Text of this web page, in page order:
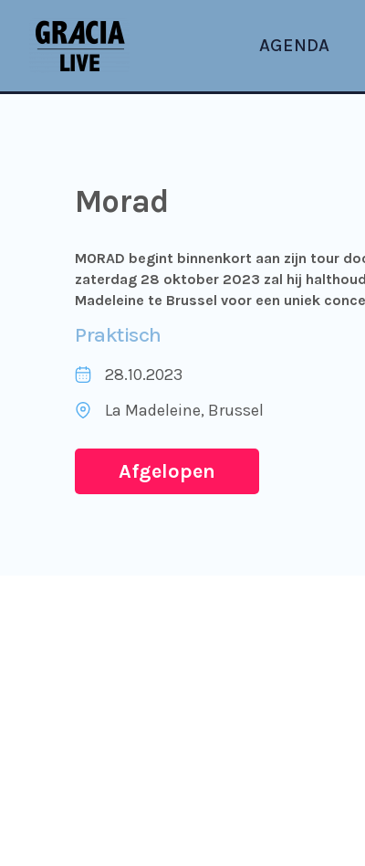
AGENDA
Morad
MORAD begint binnenkort aan zijn tour
zaterdag 28 oktober 2023 zal hij
Madeleine te Brussel voor een uniek
Praktisch
28.10.2023
La Madeleine, Brussel
Afgelopen